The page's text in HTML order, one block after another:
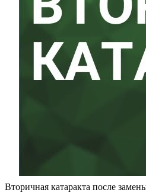
Вторичная катаракта после